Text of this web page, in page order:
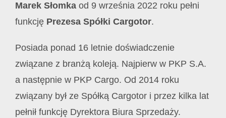
Marek Słomka od 9 września 2022 roku pełni
funkcję Prezesa Spółki Cargotor.
Posiada ponad 16 letnie doświadczenie
związane z branżą koleją. Najpierw w PKP S.A.
a następnie w PKP Cargo. Od 2014 roku
związany był ze Spółką Cargotor i przez kilka lat
pełnił funkcję Dyrektora Biura Sprzedaży.